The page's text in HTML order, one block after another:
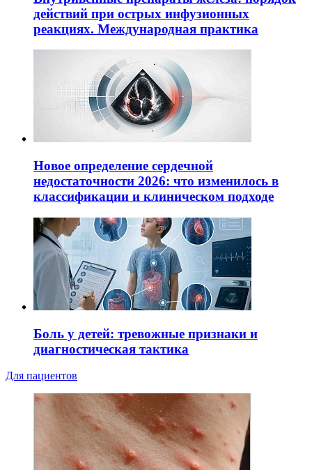
действий при острых инфузионных
реакциях. Международная практика
Новое определение сердечной
недостаточности 2026: что изменилось в
классификации и клиническом подходе
Боль у детей: тревожные признаки и
диагностическая тактика
Для пациентов